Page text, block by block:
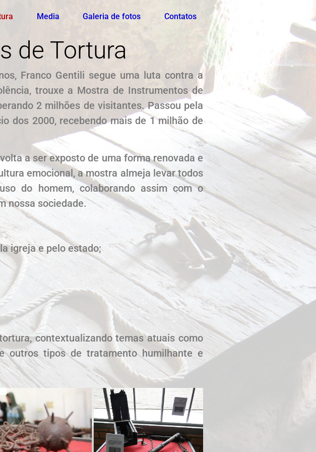
Media Galeria de fotos Contatos
de Tortura
Franco Gentili segue uma luta contra a
trouxe a Mostra de Instrumentos de
2 milhões de visitantes. Passou pela
dos 2000, recebendo mais de 1 milhão de
a ser exposto de uma forma renovada e
emocional, a mostra almeja levar todos
do homem, colaborando assim com o
nossa sociedade.
igreja e pelo estado;
contextualizando temas atuais como
outros tipos de tratamento humilhante e